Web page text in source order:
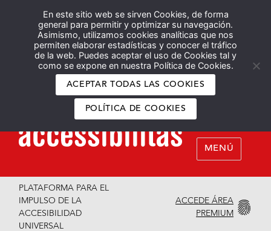
En este sitio web se sirven Cookies, de forma
general para permitir y optimizar su navegación.
Asimismo, utilizamos cookies analíticas que nos
permiten elaborar estadísticas y conocer el tráfico
de la web. Puedes aceptar el uso de Cookies tal y
como se expone en nuestra Política de Cookies.
ACEPTAR TODAS LAS COOKIES
POLÍTICA DE COOKIES
Español English
MENÚ
PLATAFORMA PARA EL
IMPULSO DE LA
ACCESIBILIDAD
UNIVERSAL
ACCEDE ÁREA
PREMIUM